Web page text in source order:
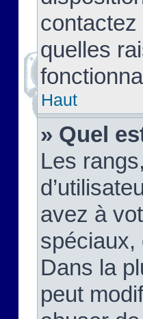
contactez
quelles
Haut
» Quel
Les
avez à
spéciaux,
Dans la
peut